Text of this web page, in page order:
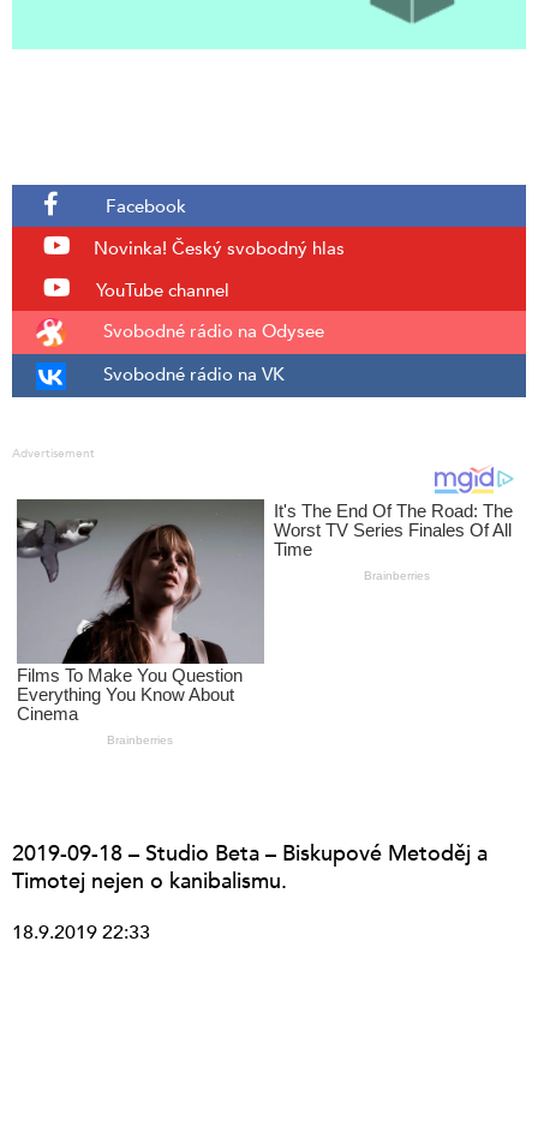
Facebook
Novinka! Český svobodný hlas
YouTube channel
Svobodné rádio na Odysee
Svobodné rádio na VK
Advertisement
2019-09-18 – Studio Beta – Biskupové Metoděj a
Timotej nejen o kanibalismu.
18.9.2019 22:33